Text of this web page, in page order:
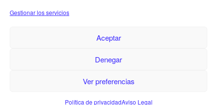
Gestionar los servicios
Aceptar
Denegar
Ver preferencias
Política de privacidadAviso Legal
Copyright © 2024 Jaestic S.L. Todos los derechos